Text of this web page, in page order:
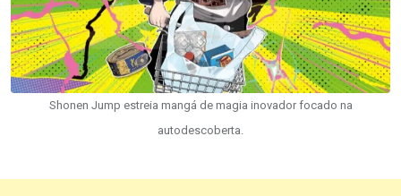
Shonen Jump estreia mangá de magia inovador focado na
autodescoberta.